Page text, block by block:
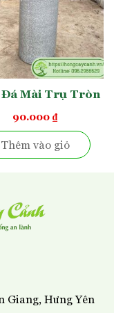
Đá Mài Trụ Tròn
90.000 ₫
Thêm vào giỏ
Giang, Hưng Yên